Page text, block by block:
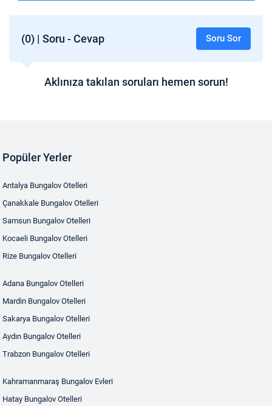
(0) | Soru - Cevap Soru Sor
Aklınıza takılan soruları hemen sorun!
Popüler Yerler
Antalya Bungalov Otelleri
Çanakkale Bungalov Otelleri
Samsun Bungalov Otelleri
Kocaeli Bungalov Otelleri
Rize Bungalov Otelleri
Adana Bungalov Otelleri
Mardin Bungalov Otelleri
Sakarya Bungalov Otelleri
Aydın Bungalov Otelleri
Trabzon Bungalov Otelleri
Kahramanmaraş Bungalov Evleri
Hatay Bungalov Otelleri